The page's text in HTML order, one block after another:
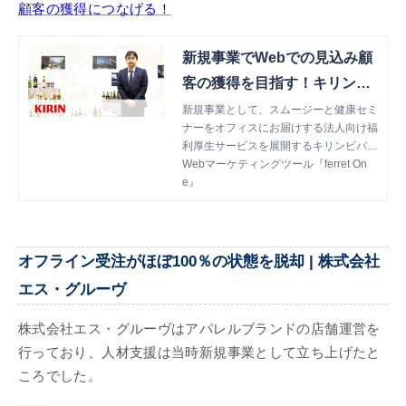
顧客の獲得につなげる！
新規事業でWebでの見込み顧
客の獲得を目指す！キリンビ
バレッジ担当者インタビュー
｜ferret One（フェレット ワ
ン）
新規事業として、スムージーと健康セミ
ナーをオフィスにお届けする法人向け福
利厚生サービスを展開するキリンビバレ
ッジ株式会社さま。新規事業における見
込み顧客獲得のため、ferret Oneを導入
Webマーケティングツール『ferret On
e』
オフライン受注がほぼ100％の状態を脱却 | 株式会社
エス・グルーヴ
株式会社エス・グルーヴはアパレルブランドの店舗運営を
行っており、人材支援は当時新規事業として立ち上げたと
ころでした。